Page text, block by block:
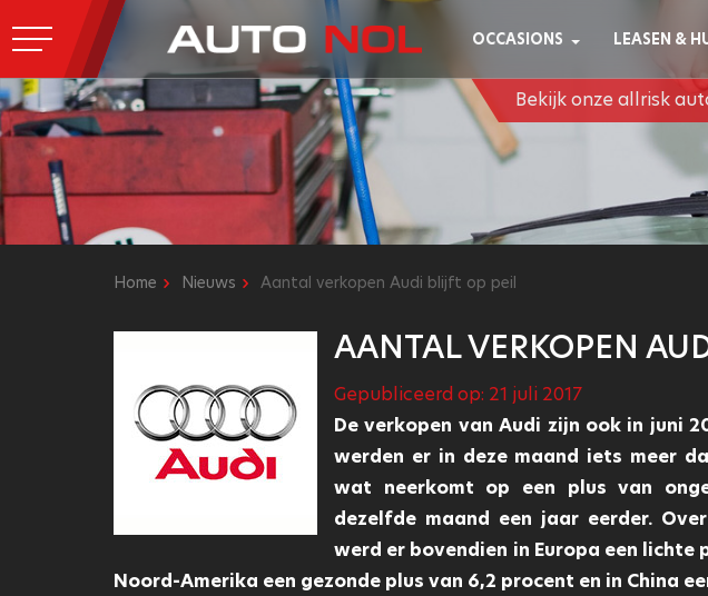
OCCASIONS LEASEN &
Bekijk onze allrisk
Home Nieuws Aantal verkopen Audi blijft op peil
AANTAL VERKOPEN
Gepubliceerd op: 21 juli 2017
De verkopen van Audi zijn ook in juni
werden er in deze maand iets meer
wat neerkomt op een plus van
dezelfde maand een jaar eerder.
werd er bovendien in Europa een
Noord-Amerika een gezonde plus van 6,2 procent en in China